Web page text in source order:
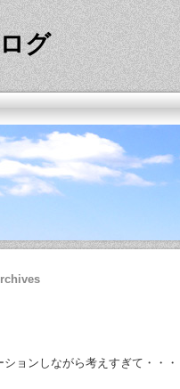
グ
ョンしながら考えすぎて・・・